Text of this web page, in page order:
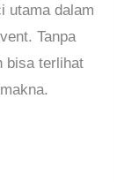
utama dalam
Tanpa
bisa terlihat